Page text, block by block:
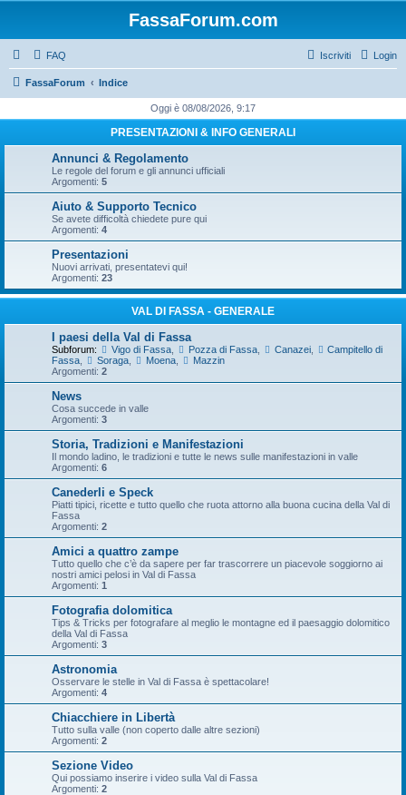
FassaForum.com
FAQ Login
Iscriviti
FassaForum Indice
Oggi è 08/08/2026, 9:17
PRESENTAZIONI & INFO GENERALI
Annunci & Regolamento
Le regole del forum e gli annunci ufficiali
Argomenti: 5
Aiuto & Supporto Tecnico
Se avete difficoltà chiedete pure qui
Argomenti: 4
Presentazioni
Nuovi arrivati, presentatevi qui!
Argomenti: 23
VAL DI FASSA - GENERALE
I paesi della Val di Fassa
Subforum: Vigo di Fassa, Pozza di Fassa, Canazei,
Campitello di
Fassa
Soraga, Moena,
Mazzin
Argomenti: 2
News
Cosa succede in valle
Argomenti: 3
Storia, Tradizioni e Manifestazioni
Il mondo ladino, le tradizioni e tutte le news sulle manifestazioni in valle
Argomenti: 6
Canederli e Speck
Piatti tipici, ricette e tutto quello che ruota attorno alla buona cucina della Val di
Fassa
Argomenti: 2
Amici a quattro zampe
Tutto quello che c’è da sapere per far trascorrere un piacevole soggiorno ai
nostri amici pelosi in Val di Fassa
Argomenti: 1
Fotografia dolomitica
Tips & Tricks per fotografare al meglio le montagne ed il paesaggio dolomitico
della Val di Fassa
Argomenti: 3
Astronomia
Osservare le stelle in Val di Fassa è spettacolare!
Argomenti: 4
Chiacchiere in Libertà
Tutto sulla valle (non coperto dalle altre sezioni)
Argomenti: 2
Sezione Video
Qui possiamo inserire i video sulla Val di Fassa
Argomenti: 2